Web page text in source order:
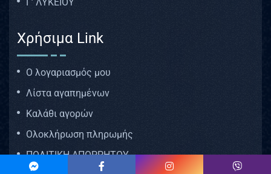
Χρήσιμα Link
Ο λογαριασμός μου
Λίστα αγαπημένων
Καλάθι αγορών
Ολοκλήρωση πληρωμής
ΠΟΛΙΤΙΚΗ ΑΠΟΡΡΗΤΟΥ